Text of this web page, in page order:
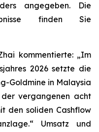
angegeben. Die
finden Sie
kommentierte: „Im
2026 setzte die
Goldmine in Malaysia
vergangenen acht
den soliden Cashflow
Umsatz und